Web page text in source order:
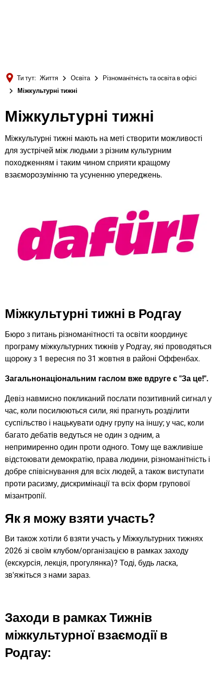
Русский
Deutsch MENÜ
Ти тут: Життя Освіта
Різноманітність та освіта в офісі
Міжкультурні тижні
Міжкультурні
тижні
Міжкультурні тижні
Міжкультурні тижні мають на меті створити можливості
для зустрічей між людьми з різним культурним
походженням і таким чином сприяти кращому
взаєморозумінню та усуненню упереджень.
Міжкультурні тижні в Родгау
Бюро з питань різноманітності та освіти координує
програму міжкультурних тижнів у Родгау, які проводяться
щороку з 1 вересня по 31 жовтня в районі Оффенбах.
Загальнонаціональним гаслом вже вдруге є "За це!".
Девіз навмисно покликаний послати позитивний сигнал у
час, коли посилюються сили, які прагнуть розділити
суспільство і нацькувати одну групу на іншу; у час, коли
багато дебатів ведуться не один з одним, а
непримиренно один проти одного. Тому ще важливіше
відстоювати демократію, права людини, різноманітність і
добре співіснування для всіх людей, а також виступати
проти расизму, дискримінації та всіх форм групової
мізантропії.
Як я можу взяти участь?
Ви також хотіли б взяти участь у Міжкультурних тижнях
2026 зі своїм клубом/організацією в рамках заходу
(екскурсія, лекція, прогулянка)? Тоді, будь ласка,
зв'яжіться з нами зараз.
Заходи в рамках Тижнів
міжкультурної взаємодії в
Родгау: